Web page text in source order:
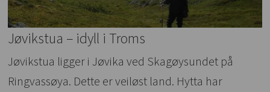
Jøvikstua – idyll i Troms
Jøvikstua ligger i Jøvika ved Skagøysundet på
Ringvassøya. Dette er veiløst land. Hytta har